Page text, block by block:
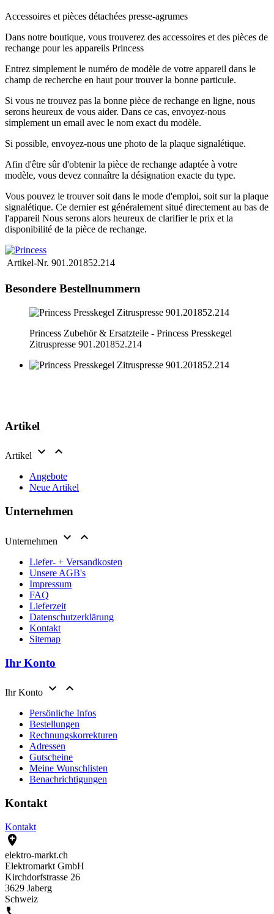
Accessoires et pièces détachées presse-agrumes
Dans notre boutique, vous trouverez des accessoires et des pièces de
rechange pour les appareils Princess
Entrez simplement le numéro de modèle de votre appareil dans le
champ de recherche en haut pour trouver la bonne particule.
Si vous ne trouvez pas la bonne pièce de rechange en ligne, nous
serons heureux de vous aider. Dans ce cas, envoyez-nous
simplement un email avec le nom exact du modèle.
Si possible, envoyez-nous une photo de la plaque signalétique.
Afin d'être sûr d'obtenir la pièce de rechange adaptée à votre
modèle, vous devez connaître la désignation exacte du type.
Vous pouvez le trouver soit dans le mode d'emploi, soit sur la plaque
signalétique. Ce dernier est généralement situé directement au bas de
l'appareil Nous serons alors heureux de clarifier le prix et la
disponibilité de la pièce de rechange.
Artikel-Nr. 901.201852.214
Besondere Bestellnummern
Princess Zubehör & Ersatzteile - Princess Presskegel
Zitruspresse 901.201852.214
Artikel
Artikel  
Angebote
Neue Artikel
Unternehmen
Unternehmen  
Liefer- + Versandkosten
Unsere AGB's
Impressum
FAQ
Lieferzeit
Datenschutzerklärung
Kontakt
Sitemap
Ihr Konto
Ihr Konto  
Persönliche Infos
Bestellungen
Rechnungskorrekturen
Adressen
Gutscheine
Meine Wunschlisten
Benachrichtigungen
Kontakt
Kontakt

elektro-markt.ch
Elektromarkt GmbH
Kirchdorfstrasse 26
3629 Jaberg
Schweiz